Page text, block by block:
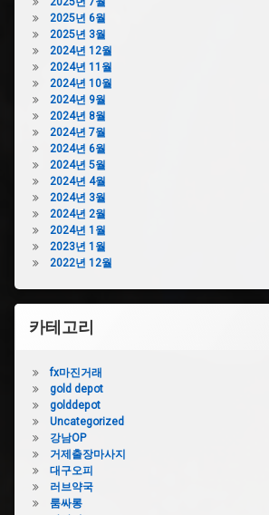
힘
아
파
트
싱
크
대
하
수
구
막
힘
영
주
하
수
막
하
수
구
막
힘
2025년 6월
2025년 3월
2024년 12월
2024년 11월
2024년 10월
2024년 9월
2024년 8월
2024년 7월
2024년 6월
2024년 5월
2024년 4월
2024년 3월
2024년 2월
2024년 1월
2023년 1월
2022년 12월
카테고리
fx마진거래
gold depot
golddepot
Uncategorized
강남OP
거제출장마사지
대구오피
러브약국
룸싸롱